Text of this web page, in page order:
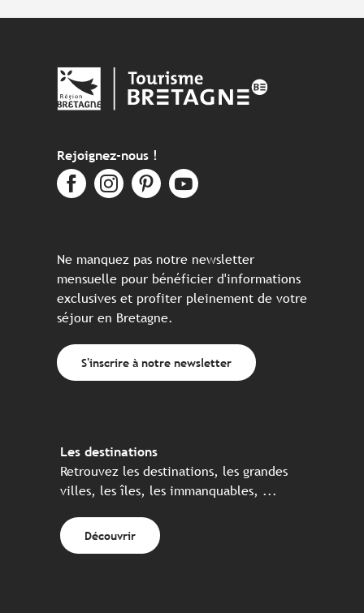
Rejoignez-nous !
Ne manquez pas notre newsletter
mensuelle pour bénéficier d'informations
exclusives et profiter pleinement de votre
séjour en Bretagne.
S'inscrire à notre newsletter
Les destinations
Retrouvez les destinations, les grandes
villes, les îles, les immanquables, ...
Découvrir